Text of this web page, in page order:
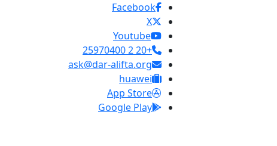
Facebook
X
Youtube
+20 2 25970400
ask@dar-alifta.org
huawei
App Store
Google Play